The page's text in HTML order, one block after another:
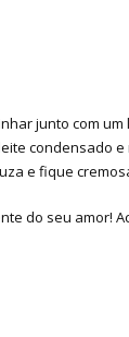
junto com
condensado
e fique
do seu amor!